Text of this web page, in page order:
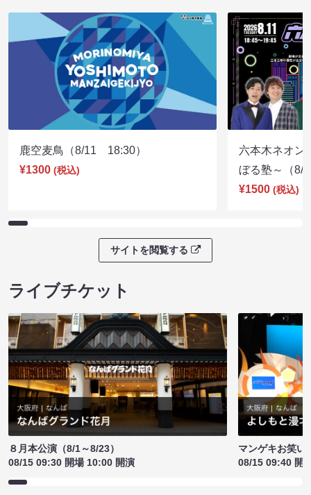
鹿空麦鳥（8/11 18:30）
¥1300 (税込)
六本木ネオン
ぼる塾～（
¥1500 (税込)
サイトを閲覧する
ライブチケット
８月本公演（8/1～8/23）
08/15 09:30 開場 10:00 開演
マンゲキお笑い
08/15 09:40 開